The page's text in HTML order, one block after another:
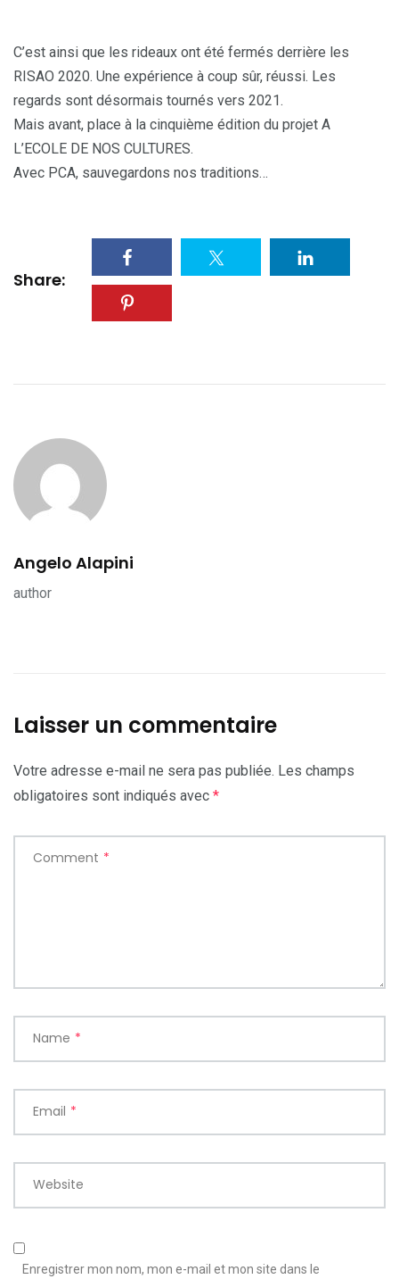
C’est ainsi que les rideaux ont été fermés derrière les
RISAO 2020. Une expérience à coup sûr, réussi. Les
regards sont désormais tournés vers 2021.
Mais avant, place à la cinquième édition du projet A
L’ECOLE DE NOS CULTURES.
Avec PCA, sauvegardons nos traditions…
Share:
Angelo Alapini
author
Laisser un commentaire
Votre adresse e-mail ne sera pas publiée. Les champs
obligatoires sont indiqués avec *
Comment *
Name *
Email *
Website
Enregistrer mon nom, mon e-mail et mon site dans le